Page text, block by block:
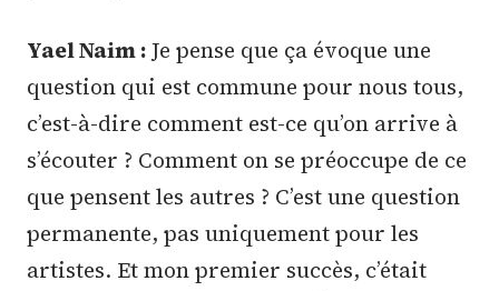
Yael Naim :Je pense que ça évoque une
question qui est commune pour nous tous,
c’est-à-dire comment est-ce qu’on arrive à
s’écouter ? Comment on se préoccupe de ce
que pensent les autres ? C’est une question
permanente, pas uniquement pour les
artistes. Et mon premier succès, c’était